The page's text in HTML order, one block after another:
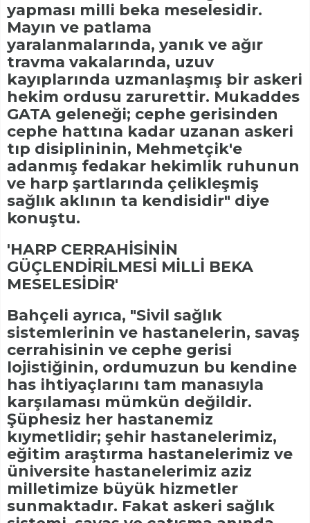
yapması milli beka meselesidir.
Mayın ve patlama
yaralanmalarında, yanık ve ağır
travma vakalarında, uzuv
kayıplarında uzmanlaşmış bir askeri
hekim ordusu zarurettir. Mukaddes
GATA geleneği; cephe gerisinden
cephe hattına kadar uzanan askeri
tıp disiplininin, Mehmetçik'e
adanmış fedakar hekimlik ruhunun
ve harp şartlarında çelikleşmiş
sağlık aklının ta kendisidir" diye
konuştu.
'HARP CERRAHİSİNİN
GÜÇLENDİRİLMESİ MİLLİ BEKA
MESELESİDİR'
Bahçeli ayrıca, "Sivil sağlık
sistemlerinin ve hastanelerin, savaş
cerrahisinin ve cephe gerisi
lojistiğinin, ordumuzun bu kendine
has ihtiyaçlarını tam manasıyla
karşılaması mümkün değildir.
Şüphesiz her hastanemiz
kıymetlidir; şehir hastanelerimiz,
eğitim araştırma hastanelerimiz ve
üniversite hastanelerimiz aziz
milletimize büyük hizmetler
sunmaktadır. Fakat askeri sağlık